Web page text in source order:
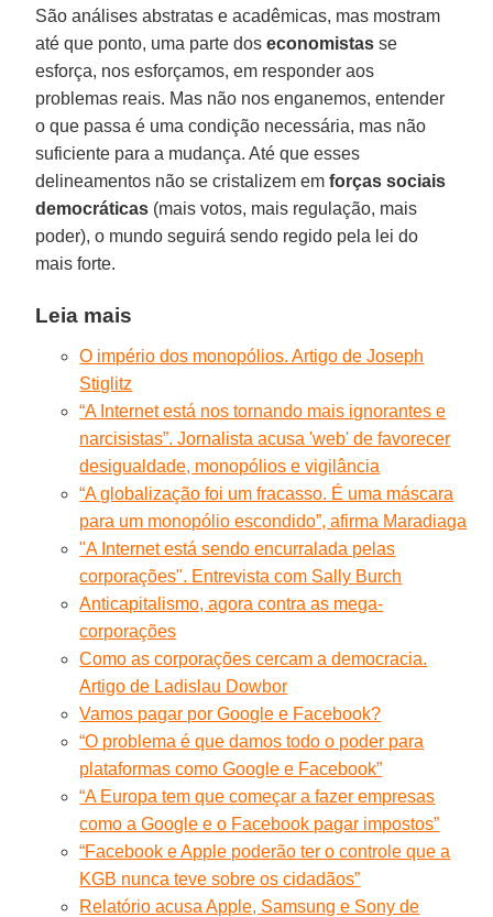
São análises abstratas e acadêmicas, mas mostram
até que ponto, uma parte doseconomistas se
esforça, nos esforçamos, em responder aos
problemas reais. Mas não nos enganemos, entender
o que passa é uma condição necessária, mas não
suficiente para a mudança. Até que esses
delineamentos não se cristalizem em forças sociais
democráticas (mais votos, mais regulação, mais
poder), o mundo seguirá sendo regido pela lei do
mais forte.
Leia mais
O império dos monopólios. Artigo de Joseph
Stiglitz
“A Internet está nos tornando mais ignorantes e
narcisistas”. Jornalista acusa 'web' de favorecer
desigualdade, monopólios e vigilância
“A globalização foi um fracasso. É uma máscara
para um monopólio escondido”, afirma Maradiaga
"A Internet está sendo encurralada pelas
corporações". Entrevista com Sally Burch
Anticapitalismo, agora contra as mega-
corporações
Como as corporações cercam a democracia.
Artigo de Ladislau Dowbor
Vamos pagar por Google e Facebook?
“O problema é que damos todo o poder para
plataformas como Google e Facebook”
“A Europa tem que começar a fazer empresas
como a Google e o Facebook pagar impostos”
“Facebook e Apple poderão ter o controle que a
KGB nunca teve sobre os cidadãos”
Relatório acusa Apple, Samsung e Sony de